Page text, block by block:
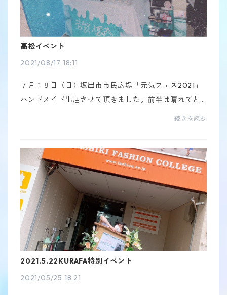
高松イベント
2021/08/17 18:11
７月１８日（日）坂出市市民広場「元気フェス2021」
ハンドメイド出店させて頂きました。前半は晴れてと
ても良い販売になりました☺️後半は大雨で大変な販売
続きを読む
2021.5.22KURAFA特別イベント
2021/05/25 18:21